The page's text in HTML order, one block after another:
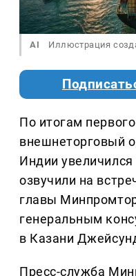
AI Иллюстрация
По итогам
внешнеторговый
Индии
озвучили на
главы
генеральным
в Казани
Пресс-служба